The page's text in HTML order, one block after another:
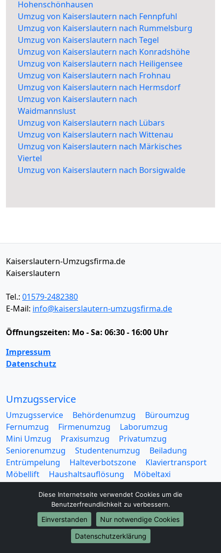
Hohenschönhausen
Umzug von Kaiserslautern nach Fennpfuhl
Umzug von Kaiserslautern nach Rummelsburg
Umzug von Kaiserslautern nach Tegel
Umzug von Kaiserslautern nach Konradshöhe
Umzug von Kaiserslautern nach Heiligensee
Umzug von Kaiserslautern nach Frohnau
Umzug von Kaiserslautern nach Hermsdorf
Umzug von Kaiserslautern nach
Waidmannslust
Umzug von Kaiserslautern nach Lübars
Umzug von Kaiserslautern nach Wittenau
Umzug von Kaiserslautern nach Märkisches
Viertel
Umzug von Kaiserslautern nach Borsigwalde
Kaiserslautern-Umzugsfirma.de
Kaiserslautern
Tel.: 01579-2482380
E-Mail: info@kaiserslautern-umzugsfirma.de
Öffnungszeiten: Mo - Sa: 06:30 - 16:00 Uhr
Impressum
Datenschutz
Umzugsservice
Umzugsservice Behördenumzug
Büroumzug
Fernumzug
Firmenumzug
Laborumzug
Mini Umzug
Praxisumzug
Privatumzug
Seniorenumzug
Studentenumzug
Beiladung
Entrümpelung
Halteverbotszone
Klaviertransport
Möbellift
Haushaltsauflösung
Möbeltaxi
Diese Internetseite verwendet Cookies um die
Benutzerfreundlichkeit zu verbessern.
Einverstanden
Nur notwendige Cookies
Datenschutzerklärung